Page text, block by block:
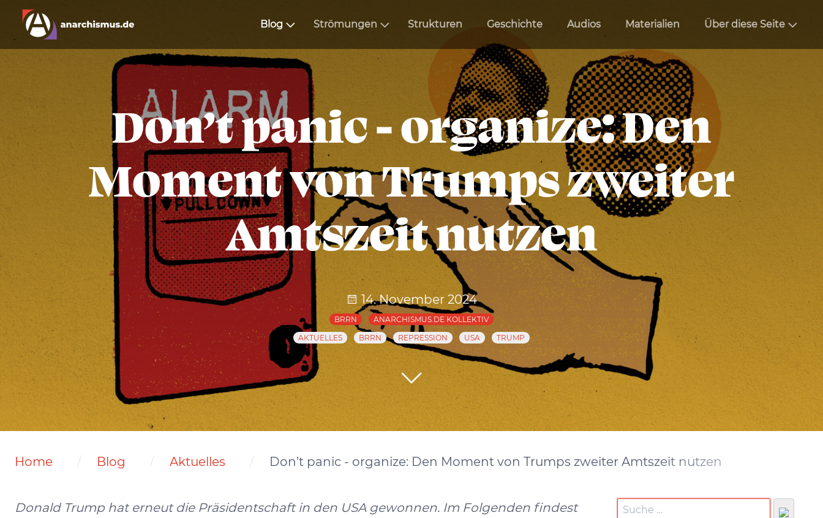
Blog Strömungen Strukturen Geschichte Audios Materialien Über diese Seite
Don’t panic - organize: Den
Moment von Trumps zweiter
Amtszeit nutzen
14. November 2024
BRRN
ANARCHISMUS.DE KOLLEKTIV
AKTUELLES
BRRN REPRESSION USA TRUMP
Home Blog Aktuelles Don’t panic - organize: Den Moment von Trumps zweiter Amtszeit nutzen
Donald Trump hat erneut die Präsidentschaft in den USA gewonnen. Im Folgenden findest